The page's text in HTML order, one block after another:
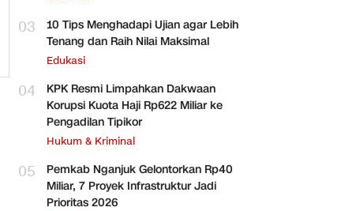
03
10 Tips Menghadapi Ujian agar Lebih
Tenang dan Raih Nilai Maksimal
Edukasi
04
KPK Resmi Limpahkan Dakwaan
Korupsi Kuota Haji Rp622 Miliar ke
Pengadilan Tipikor
Hukum & Kriminal
05
Pemkab Nganjuk Gelontorkan Rp40
Miliar, 7 Proyek Infrastruktur Jadi
Prioritas 2026